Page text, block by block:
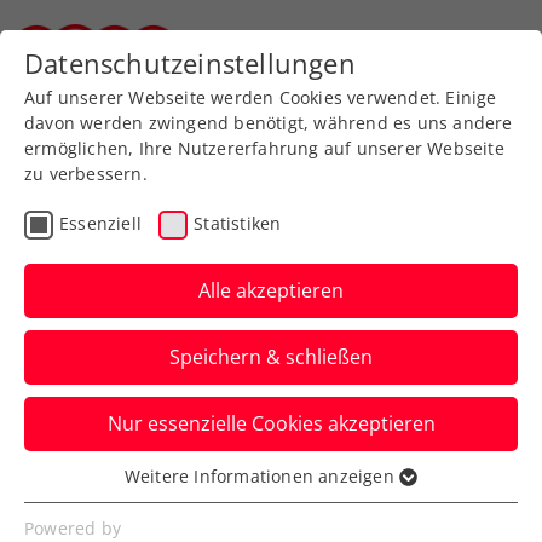
Zurück zur Newsübersicht
Turniere
Erste Bank Open:
Weissborn mit knappem
Aus im Doppel-
Viertelfinale
Das Doppelass scheidet beim ATP-
Heimturnier in Wien trotz Satzball gegen
die US-Open-Sieger aus.
Datenschutzeinstellungen
Auf unserer Webseite werden Cookies verwendet. Einige
davon werden zwingend benötigt, während es uns andere
ermöglichen, Ihre Nutzererfahrung auf unserer Webseite
zu verbessern.
Essenziell Statistiken
Alle akzeptieren
Speichern & schließen
Nur essenzielle Cookies akzeptieren
Essenziell
Essenzielle Cookies werden für grundlegende
Weitere Informationen anzeigen
Powered by